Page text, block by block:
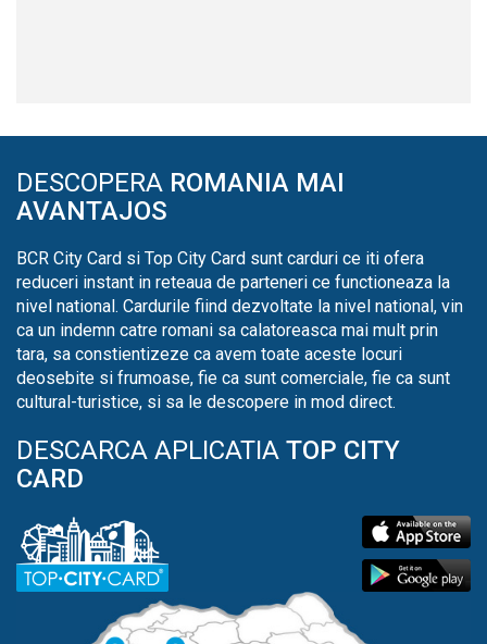
DESCOPERA ROMANIA MAI
AVANTAJOS
BCR City Card si Top City Card sunt carduri ce iti ofera
reduceri instant in reteaua de parteneri ce functioneaza la
nivel national. Cardurile fiind dezvoltate la nivel national, vin
ca un indemn catre romani sa calatoreasca mai mult prin
tara, sa constientizeze ca avem toate aceste locuri
deosebite si frumoase, fie ca sunt comerciale, fie ca sunt
cultural-turistice, si sa le descopere in mod direct.
DESCARCA APLICATIA TOP CITY
CARD